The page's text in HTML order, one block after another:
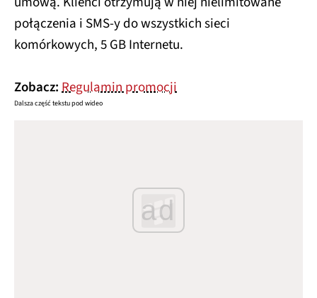
połączenia i SMS-y do wszystkich sieci
komórkowych, 5 GB Internetu.
Zobacz:Regulamin promocji
Dalsza część tekstu pod wideo
ad